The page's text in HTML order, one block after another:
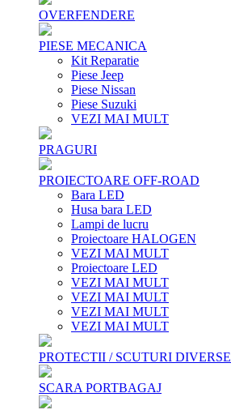
OVERFENDERE
PIESE MECANICA
Kit Reparatie
Piese Jeep
Piese Nissan
Piese Suzuki
VEZI MAI MULT
PRAGURI
PROIECTOARE OFF-ROAD
Bara LED
Husa bara LED
Lampi de lucru
Proiectoare HALOGEN
VEZI MAI MULT
Proiectoare LED
VEZI MAI MULT
VEZI MAI MULT
VEZI MAI MULT
VEZI MAI MULT
PROTECTII / SCUTURI DIVERSE
SCARA PORTBAGAJ